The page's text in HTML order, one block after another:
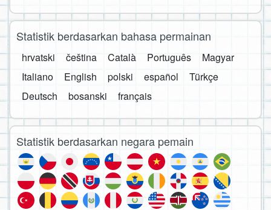
Statistik berdasarkan bahasa permainan
hrvatski čeština Català Português
Magyar
Italiano
English polski español
Türkçe
Deutsch
bosanski français
Statistik berdasarkan negara pemain